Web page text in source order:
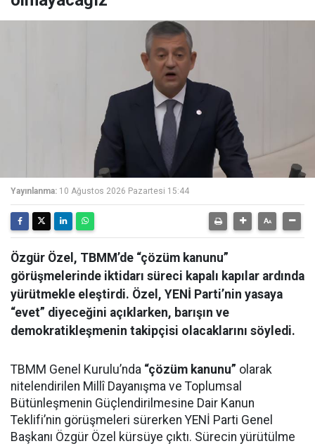
Yayınlanma: 10 Ağustos 2026 Pazartesi 15:44
Özgür Özel, TBMM’de “çözüm kanunu”
görüşmelerinde iktidarı süreci kapalı kapılar ardında
yürütmekle eleştirdi. Özel, YENİ Parti’nin yasaya
“evet” diyeceğini açıklarken, barışın ve
demokratikleşmenin takipçisi olacaklarını söyledi.
TBMM Genel Kurulu’nda “çözüm kanunu” olarak
nitelendirilen Millî Dayanışma ve Toplumsal
Bütünleşmenin Güçlendirilmesine Dair Kanun
Teklifi’nin görüşmeleri sürerken YENİ Parti Genel
Başkanı Özgür Özel kürsüye çıktı. Sürecin yürütülme